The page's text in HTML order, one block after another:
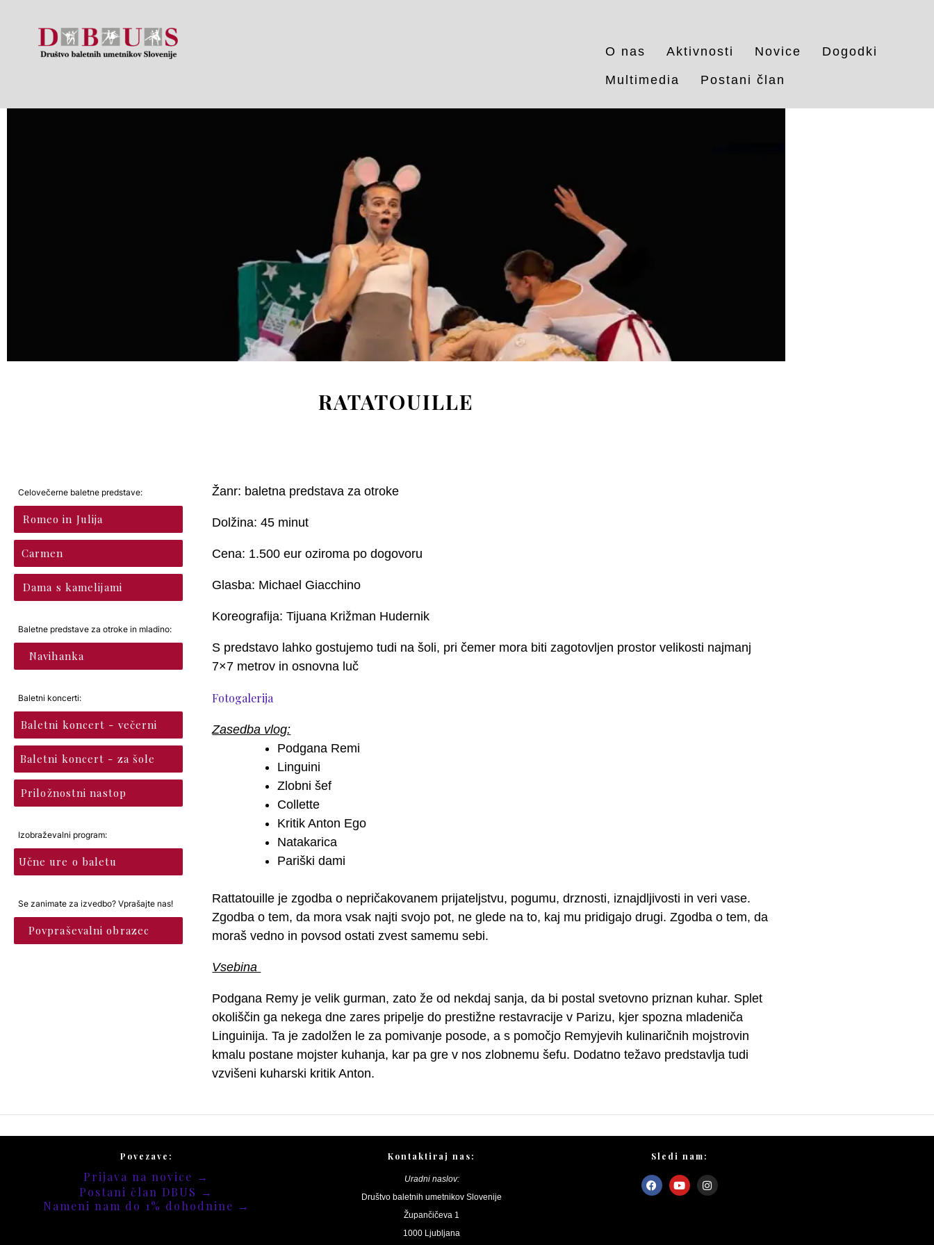
O nas Aktivnosti Novice Dogodki
Multimedia Postani član
RATATOUILLE
Celovečerne baletne predstave:
Romeo in Julija
Carmen
Dama s kamelijami
Baletne predstave za otroke in mladino:
Navihanka
Baletni koncerti:
Baletni koncert - večerni
Baletni koncert - za šole
Priložnostni nastop
Izobraževalni program:
Učne ure o baletu
Se zanimate za izvedbo? Vprašajte nas!
Povpraševalni obrazec
Žanr: baletna predstava za otroke
Dolžina: 45 minut
Cena: 1.500 eur oziroma po dogovoru
Glasba: Michael Giacchino
Koreografija: Tijuana Križman Hudernik
S predstavo lahko gostujemo tudi na šoli, pri čemer mora biti zagotovljen prostor velikosti najmanj
7×7 metrov in osnovna luč
Fotogalerija
Zasedba vlog:
Podgana Remi
Linguini
Zlobni šef
Collette
Kritik Anton Ego
Natakarica
Pariški dami
Rattatouille je zgodba o nepričakovanem prijateljstvu, pogumu, drznosti, iznajdljivosti in veri vase.
Zgodba o tem, da mora vsak najti svojo pot, ne glede na to, kaj mu pridigajo drugi. Zgodba o tem, da
moraš vedno in povsod ostati zvest samemu sebi.
Vsebina
Podgana Remy je velik gurman, zato že od nekdaj sanja, da bi postal svetovno priznan kuhar. Splet
okoliščin ga nekega dne zares pripelje do prestižne restavracije v Parizu, kjer spozna mladeniča
Linguinija. Ta je zadolžen le za pomivanje posode, a s pomočjo Remyjevih kulinaričnih mojstrovin
kmalu postane mojster kuhanja, kar pa gre v nos zlobnemu šefu. Dodatno težavo predstavlja tudi
vzvišeni kuharski kritik Anton.
Povezave:
Prijava na novice →
Postani član DBUS →
Nameni nam do 1% dohodnine →
Kontaktiraj nas:
Uradni naslov:
Društvo baletnih umetnikov Slovenije
Župančičeva 1
1000 Ljubljana
Sledi nam: